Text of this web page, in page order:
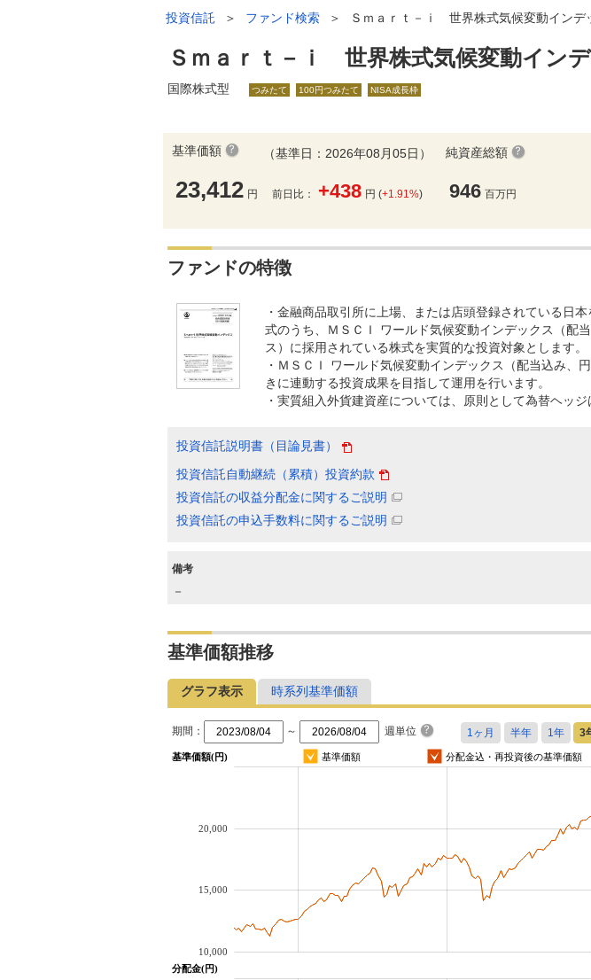
投資信託 ＞ ファンド検索 ＞ Ｓｍａｒｔ－ｉ 世界株式気候変動インデ
Ｓｍａｒｔ－ｉ 世界株式気候変動イン
国際株式型 つみたて 100円つみたて NISA成長枠
基準価額
23,412 円
（基準日：2026年08月05日）
前日比： +438 円 (+1.91%)
純資産総額
946 百万円
ファンドの特徴
・金融商品取引所に上場、または店頭登録されている日
式のうち、ＭＳＣＩ ワールド気候変動インデックス（配
ス）に採用されている株式を実質的な投資対象とします。
・ＭＳＣＩ ワールド気候変動インデックス（配当込み、
きに連動する投資成果を目指して運用を行います。
・実質組入外貨建資産については、原則として為替ヘッジ
投資信託説明書（目論見書）
投資信託自動継続（累積）投資約款
投資信託の収益分配金に関するご説明
投資信託の申込手数料に関するご説明
備考
－
基準価額推移
グラフ表示 時系列基準価額
期間： ～ 週単位
基準価額(円) 基準価額 分配金込・再投資後の基準価額
10,000
15,000
20,000
分配金(円)